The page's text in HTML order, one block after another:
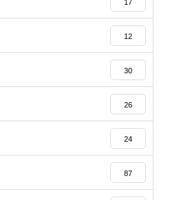
17
12
30
26
24
87